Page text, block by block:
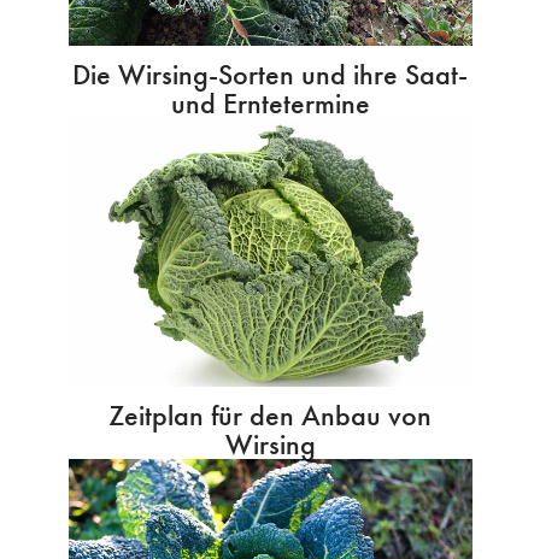
Die Wirsing-Sorten und ihre Saat-
und Erntetermine
Zeitplan für den Anbau von
Wirsing